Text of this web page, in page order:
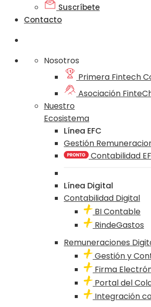
Suscríbete
Contacto
Nosotros
Primera Fintech
Asociación
Nuestro
Ecosistema
Línea EFC
Gestión
Contabilidad
Línea Digital
Contabilidad Digital
BI Contable
RindeGastos
Remuneraciones
Gestión y
Firma
Portal del
Integración